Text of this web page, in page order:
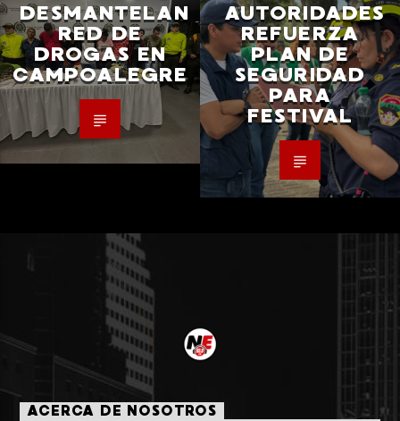
DESMANTELAN
RED DE
DROGAS EN
CAMPOALEGRE
AUTORIDADES
REFUERZA
PLAN DE
SEGURIDAD
PARA
FESTIVAL
ACERCA DE NOSOTROS